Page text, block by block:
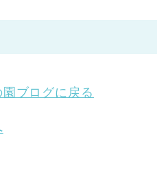
ブログに戻る